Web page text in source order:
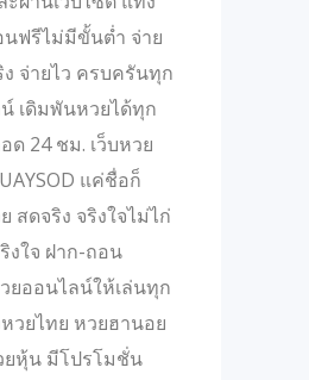
นฟรีไม่มีขั้นต่ำ จ่าย
จ่ายไว ครบครันทุก
เดิมพันหวยได้ทุก
ด 24 ชม. เว็บหวย
แค่ชื่อก็
สดจริง จริงใจไม่ไก่
งใจ ฝาก-ถอน
ยออนไลน์ให้เล่นทุก
วยไทย หวยฮานอย
ยหุ้น มีโปรโมชั่น